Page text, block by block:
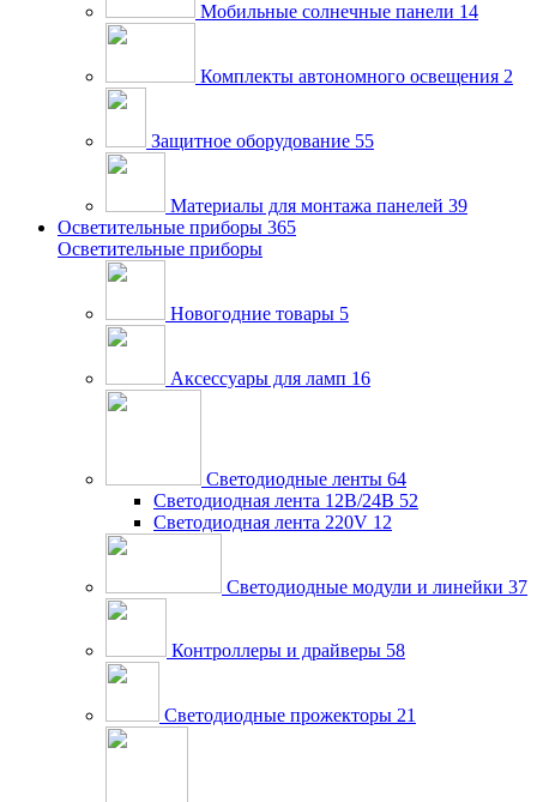
Мобильные солнечные панели 14
Комплекты автономного освещения 2
Защитное оборудование 55
Материалы для монтажа панелей 39
Осветительные приборы 365
Осветительные приборы
Новогодние товары 5
Аксессуары для ламп 16
Светодиодные ленты 64
Светодиодная лента 12В/24В 52
Светодиодная лента 220V 12
Светодиодные модули и линейки 37
Контроллеры и драйверы 58
Светодиодные прожекторы 21